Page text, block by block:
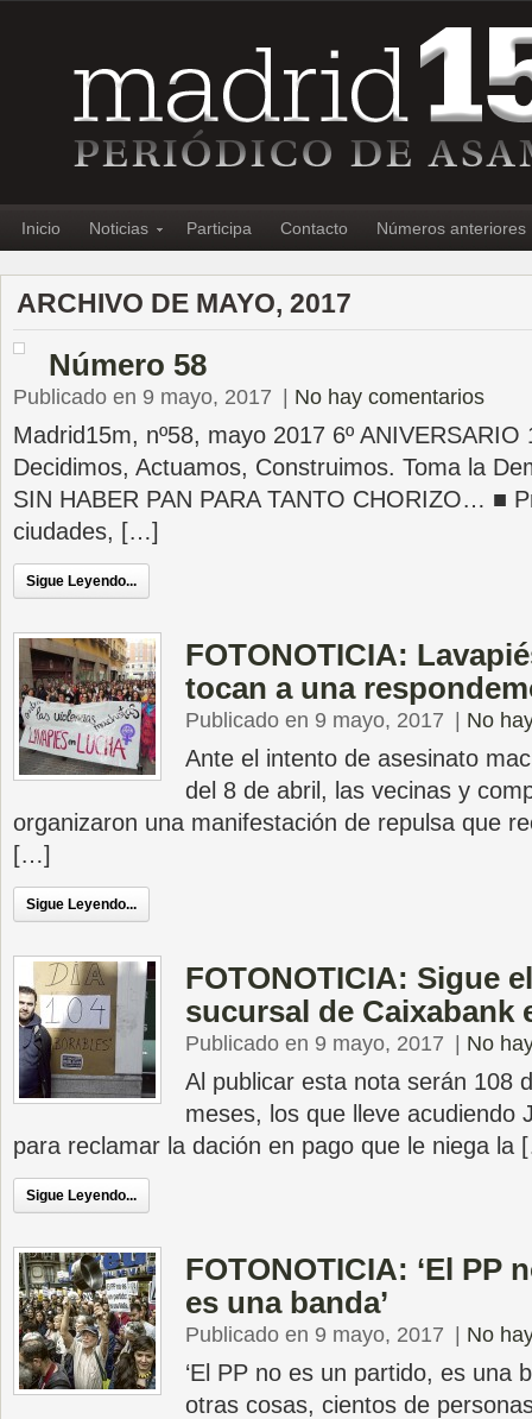
Inicio Noticias Participa Contacto Números anteriores
ARCHIVO DE MAYO, 2017
Número 58
Publicado en 9 mayo, 2017 No hay comentarios
Madrid15m, nº58, mayo 2017 6º ANIVERSARIO
Decidimos, Actuamos, Construimos. Toma la
SIN HABER PAN PARA TANTO CHORIZO… ■
ciudades, […]
Sigue Leyendo...
FOTONOTICIA:
tocan a una
Publicado en 9 mayo, 2017 No
Ante el intento de asesinato
del 8 de abril, las vecinas y
organizaron una manifestación de repulsa que
[…]
Sigue Leyendo...
FOTONOTICIA: Sigue
sucursal de Caixabank
Publicado en 9 mayo, 2017 No
Al publicar esta nota serán 108
meses, los que lleve acudiendo
para reclamar la dación en pago que le niega la
Sigue Leyendo...
FOTONOTICIA: ‘El PP
es una banda’
Publicado en 9 mayo, 2017 No
‘El PP no es un partido, es una
otras cosas, cientos de